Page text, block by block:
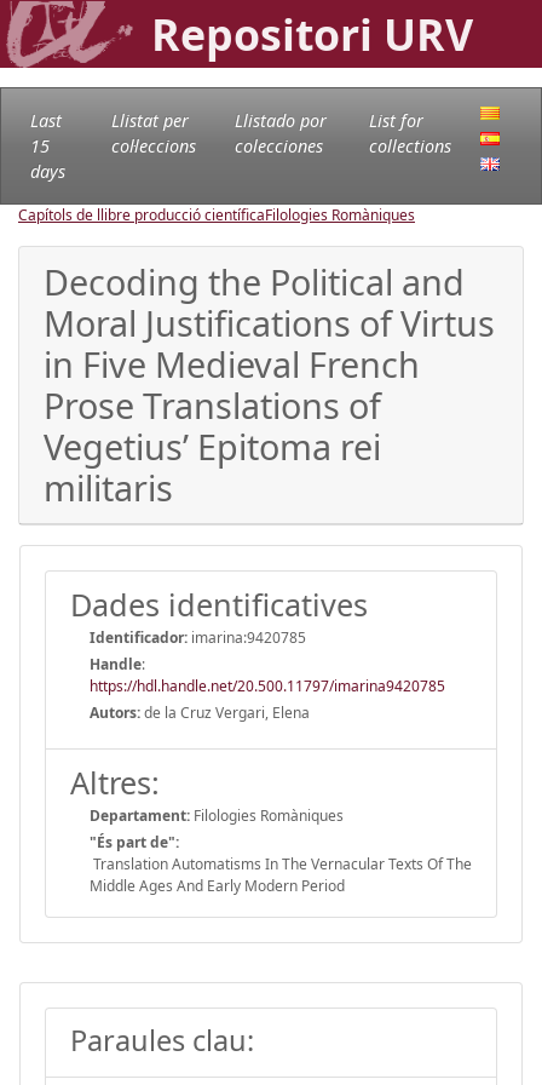
Repositori URV
Last
15
days
Llistat per
col·leccions
Llistado por
colecciones
List for
collections
Capítols de llibre producció científicaFilologies Romàniques
Decoding the Political and
Moral Justifications of Virtus
in Five Medieval French
Prose Translations of
Vegetius’ Epitoma rei
militaris
Dades identificatives
Identificador: imarina:9420785
Handle:
https://hdl.handle.net/20.500.11797/imarina9420785
Autors:de la Cruz Vergari, Elena
Altres:
Departament: Filologies Romàniques
"És part de":
Translation Automatisms In The Vernacular Texts Of The
Middle Ages And Early Modern Period
Paraules clau: